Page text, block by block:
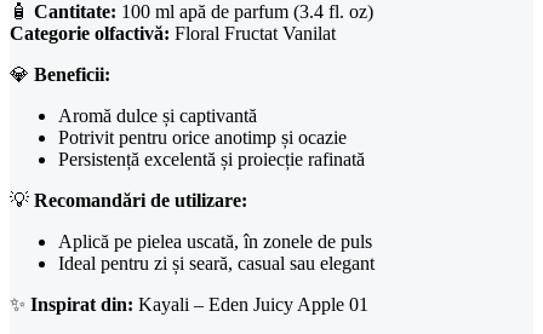
🧴 Cantitate: 100 ml apă de parfum (3.4 fl. oz)
Categorie olfactivă: Floral Fructat Vanilat
💎 Beneficii:
Aromă dulce și captivantă
Potrivit pentru orice anotimp și ocazie
Persistență excelentă și proiecție rafinată
💡 Recomandări de utilizare:
Aplică pe pielea uscată, în zonele de puls
Ideal pentru zi și seară, casual sau elegant
✨ Inspirat din: Kayali – Eden Juicy Apple 01